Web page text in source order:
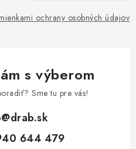
ochrany osobných údajov
s výberom
Sme tu pre vás!
@drab.sk
644 479